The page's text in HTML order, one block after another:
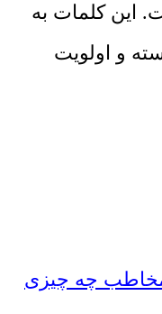
این کلمات به
و اولویت
مخاطب چه چیزی